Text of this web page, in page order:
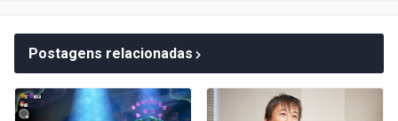
Postagens relacionadas